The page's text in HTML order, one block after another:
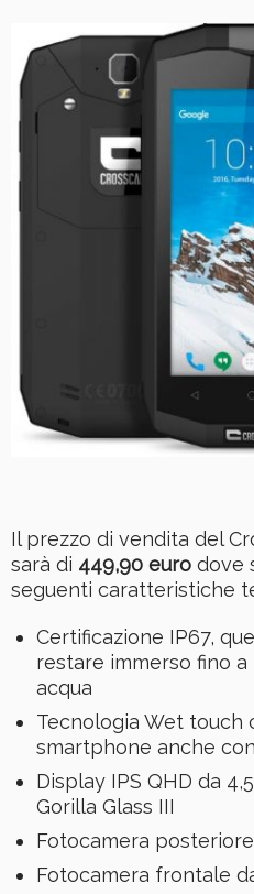
Il prezzo di vendita del
sarà di 449,90 euro dove
seguenti caratteristiche
Certificazione IP67,
restare immerso fino a
acqua
Tecnologia Wet touch
smartphone anche
Display IPS QHD da
Gorilla Glass III
Fotocamera
Fotocamera frontale